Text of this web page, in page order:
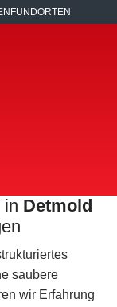
in Detmold
saubere
wir Erfahrung